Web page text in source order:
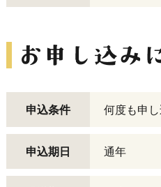
申込条件 何度も申
申込期日 通年